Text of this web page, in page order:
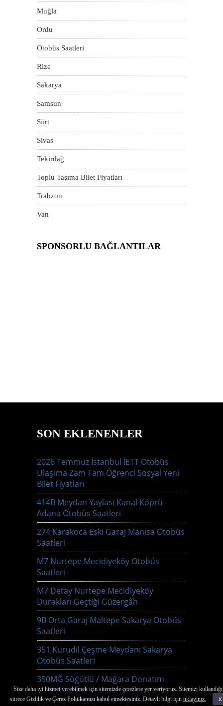
Muğla
Ordu
Otobüs Saatleri
Rize
Sakarya
Samsun
Siirt
Sivas
Tekirdağ
Toplu Taşıma Bilet Fiyatları
Trabzon
Van
SPONSORLU BAĞLANTILAR
SON EKLENENLER
2026 Temmuz İstanbul İETT Otobüs
Ulaşıma Zam Tam Öğrenci Sosyal Yeni
Bilet Fiyatları
414B Meydan Yaylası Kanal Köprü
Adana Otobüs Saatleri
274 Karakoca Eski Garaj Manisa Otobüs
Saatleri
M7 Nurtepe Mecidiyeköy Otobüs
Saatleri
M7 Detay Nurtepe Mecidiyeköy
Durakları Geçtiği Güzergâh
9B Orta Garaj Maltepe Sakarya Otobüs
Saatleri
351 Kurudil Çeşme Meydanı Sakarya
Otobüs Saatleri
350MĞ Söğütlü / Mağara Donatım
Garaj Sakarya Otobüs Saatleri
Size daha iyi hizmet verebilmek için sitemizde çerezlere yer veriyoruz. Sitemizi
sürece Gizlilik ve Çerez Politikamızı kabul etmektesiniz. Detaylı bilgi içintıklayınız. x